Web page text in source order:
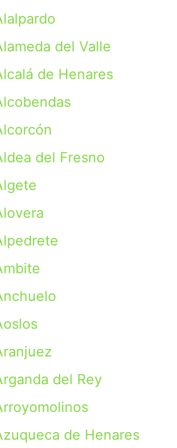
del Valle
de Henares
del Fresno
del Rey
de Henares